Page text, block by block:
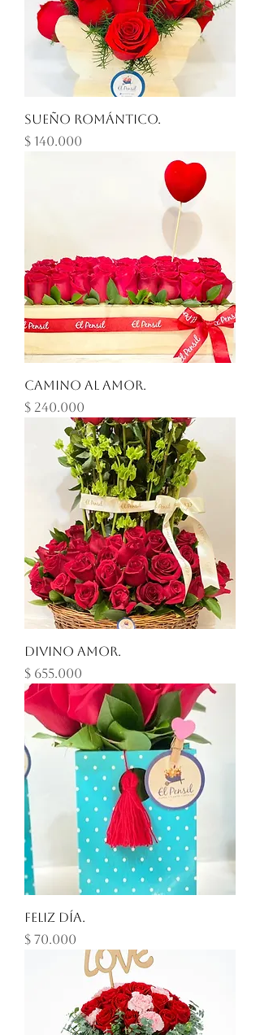
Sueño Romántico.
Precio
$ 140.000
Camino al amor.
Precio
$ 240.000
Divino Amor.
Precio
$ 655.000
Feliz Día.
Precio
$ 70.000